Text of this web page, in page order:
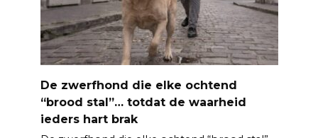
De zwerfhond die elke ochtend
“brood stal”… totdat de waarheid
ieders hart brak